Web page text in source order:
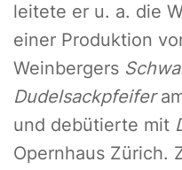
leitete er u. a. die
einer Produktion
Weinbergers
Dudelsackpfeifer
und debütierte mit
Opernhaus Zürich.